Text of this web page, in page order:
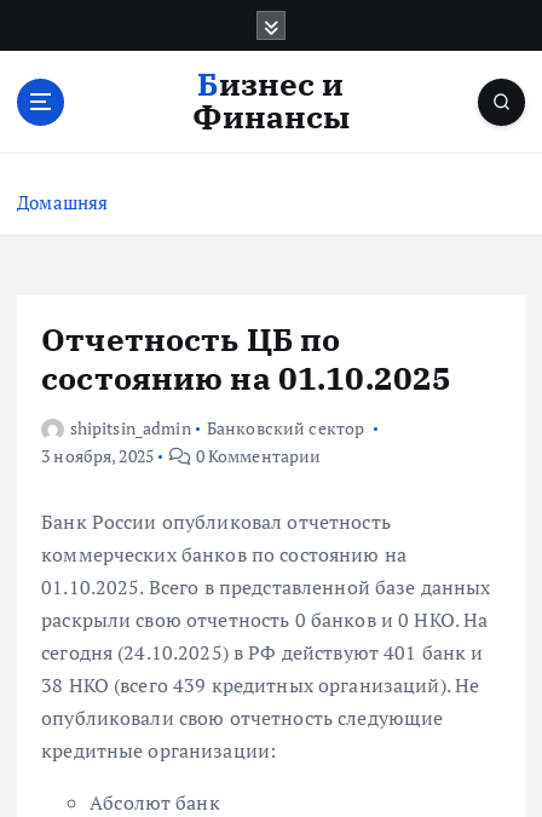
с
Бизнес и
Финансы
Домашняя
Отчетность ЦБ по
состоянию на 01.10.2025
shipitsin_admin
Банковский сектор
3 ноября, 2025
0 Комментарии
Банк России опубликовал отчетность
коммерческих банков по состоянию на
01.10.2025. Всего в представленной базе данных
раскрыли свою отчетность 0 банков и 0 НКО. На
сегодня (24.10.2025) в РФ действуют 401 банк и
38 НКО (всего 439 кредитных организаций). Не
опубликовали свою отчетность следующие
кредитные организации:
Абсолют банк